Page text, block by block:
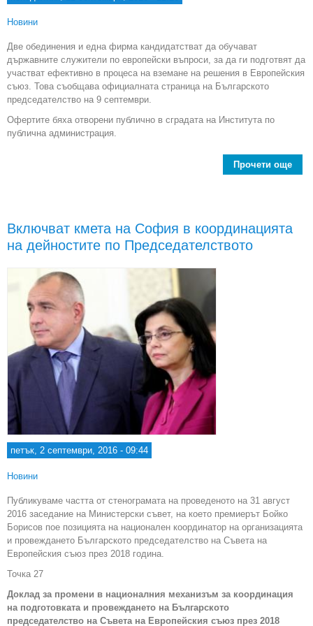
Новини
Две обединения и една фирма кандидатстват да обучават
държавните служители по европейски въпроси, за да ги подготвят да
участват ефективно в процеса на вземане на решения в Европейския
съюз. Това съобщава официалната страница на Българското
председателство на 9 септември.
Офертите бяха отворени публично в сградата на Института по
публична администрация.
Прочети още
Включват кмета на София в координацията
на дейностите по Председателството
петък, 2 септември, 2016 - 09:44
Новини
Публикуваме частта от стенограмата на проведеното на 31 август
2016 заседание на Министерски съвет, на което премиерът Бойко
Борисов пое позицията на национален координатор на организацията
и провеждането Българското председателство на Съвета на
Европейския съюз през 2018 година.
Точка 27
Доклад за промени в националния механизъм за координация
на подготовката и провеждането на Българското
председателство на Съвета на Европейския съюз през 2018